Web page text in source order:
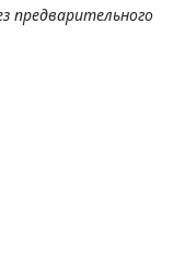
предварительного